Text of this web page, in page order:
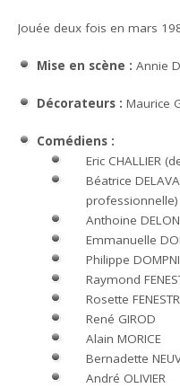
Jouée deux fois en mars
Mise en scène : Annie
Décorateurs : Maurice
Comédiens :
Eric CHALLIER
Béatrice
professionnelle)
Anthoine DELON
Emmanuelle
Philippe
Raymond
Rosette
René GIROD
Alain MORICE
Bernadette
André OLIVIER